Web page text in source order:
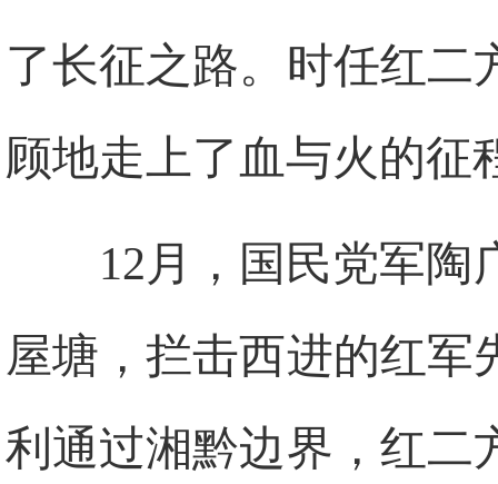
了长征之路。时任红二
顾地走上了血与火的征
12月，国民党军陶
屋塘，拦击西进的红军
利通过湘黔边界，红二